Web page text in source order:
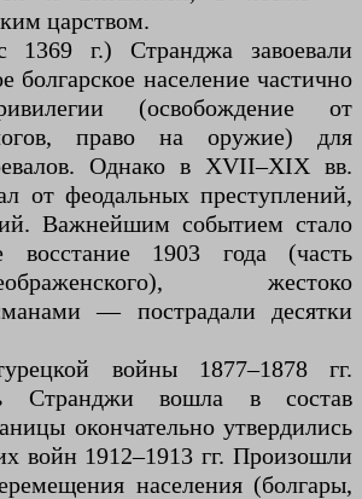
царством.
г.) Странджа завоевали
болгарское население частично
(освобождение от
право на оружие) для
Однако в XVII–XIX вв.
от феодальных преступлений,
Важнейшим событием стало
восстание 1903 года (часть
жестоко
— пострадали десятки
войны 1877–1878 гг.
Странджи вошла в состав
окончательно утвердились
войн 1912–1913 гг. Произошли
населения (болгары,